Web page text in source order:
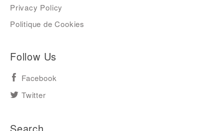
Privacy Policy
Politique de Cookies
Follow Us
Facebook
Twitter